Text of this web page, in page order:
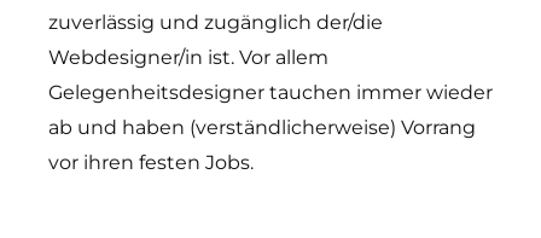
zuverlässig und zugänglich der/die
Webdesigner/in ist. Vor allem
Gelegenheitsdesigner tauchen immer wieder
ab und haben (verständlicherweise) Vorrang
vor ihren festen Jobs.